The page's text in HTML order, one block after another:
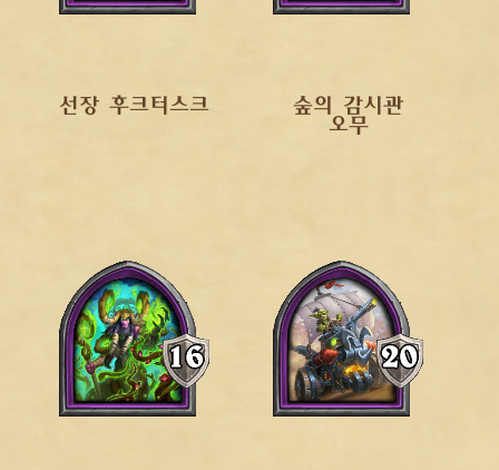
선장 후크터스크
숲의 감시관
오무